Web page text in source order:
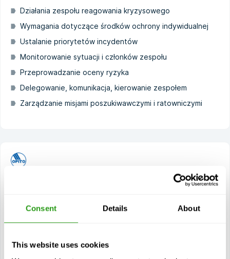
Consent Details About
This website uses cookies
Działania zespołu reagowania kryzysowego
Wymagania dotyczące środków ochrony indywidualnej
Ustalanie priorytetów incydentów
Monitorowanie sytuacji i członków zespołu
Przeprowadzanie oceny ryzyka
Delegowanie, komunikacja, kierowanie zespołem
Zarządzanie misjami poszukiwawczymi i ratowniczymi
4 dzień(dni)
Kurs OPITO OERTM oznacza Offshore Emergency
Response Team Member i został zaprojektowany
$od 3 327,85